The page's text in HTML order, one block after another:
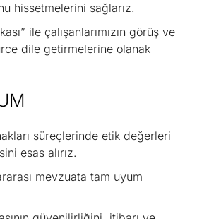
hissetmelerini sağlarız.
ile çalışanlarımızın görüş ve
dile getirmelerine olanak
süreçlerinde etik değerleri
esas alırız.
mevzuata tam uyum